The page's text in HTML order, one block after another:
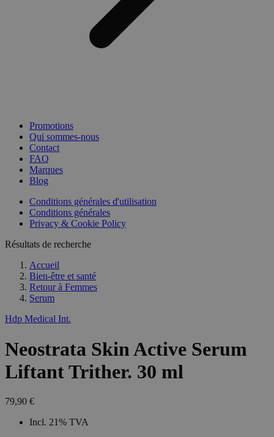
Promotions
Qui sommes-nous
Contact
FAQ
Marques
Blog
Conditions générales d'utilisation
Conditions générales
Privacy & Cookie Policy
Résultats de recherche
Accueil
Bien-être et santé
Retour à Femmes
Serum
Hdp Medical Int.
Neostrata Skin Active Serum
Liftant Trither. 30 ml
79,90 €
Incl. 21% TVA